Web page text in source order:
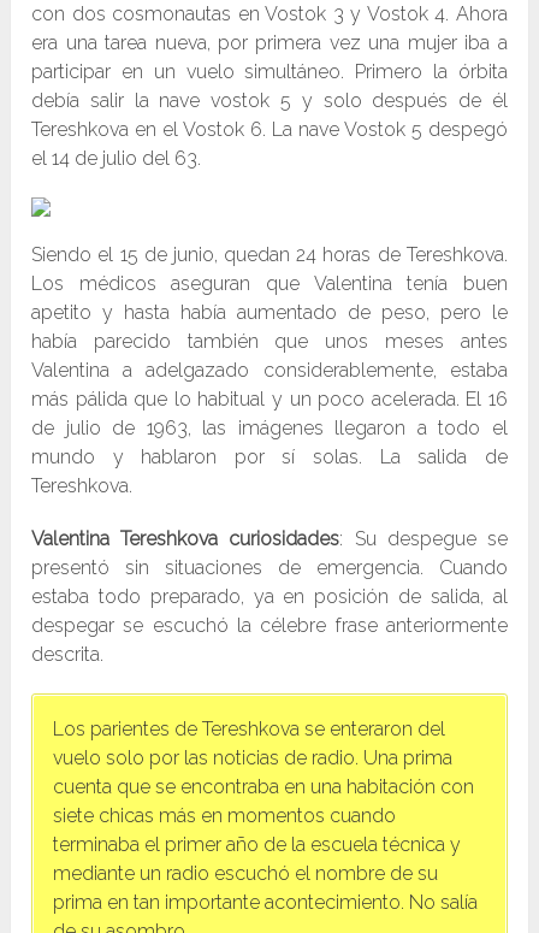
con dos cosmonautas en Vostok 3 y Vostok 4. Ahora
era una tarea nueva, por primera vez una mujer iba a
participar en un vuelo simultáneo. Primero la órbita
debía salir la nave vostok 5 y solo después de él
Tereshkova en el Vostok 6. La nave Vostok 5 despegó
el 14 de julio del 63.
Siendo el 15 de junio, quedan 24 horas de Tereshkova.
Los médicos aseguran que Valentina tenía buen
apetito y hasta había aumentado de peso, pero le
había parecido también que unos meses antes
Valentina a adelgazado considerablemente, estaba
más pálida que lo habitual y un poco acelerada. El 16
de julio de 1963, las imágenes llegaron a todo el
mundo y hablaron por sí solas. La salida de
Tereshkova.
Valentina Tereshkova curiosidades: Su despegue se
presentó sin situaciones de emergencia. Cuando
estaba todo preparado, ya en posición de salida, al
despegar se escuchó la célebre frase anteriormente
descrita.
Los parientes de Tereshkova se enteraron del
vuelo solo por las noticias de radio. Una prima
cuenta que se encontraba en una habitación con
siete chicas más en momentos cuando
terminaba el primer año de la escuela técnica y
mediante un radio escuchó el nombre de su
prima en tan importante acontecimiento. No salía